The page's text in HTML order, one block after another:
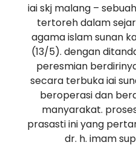
iai skj malang –
tertoreh dalam
agama islam sunan
(13/5). dengan
peresmian
secara terbuka iai
beroperasi dan
manyarakat.
prasasti ini yang
dr. h. imam